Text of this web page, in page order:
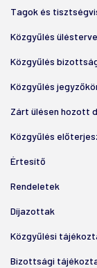
Tagok és
Közgyűlés ülésterve
Közgyűlés
Közgyűlés
Zárt ülésen hozott
Közgyűlés
Értesítő
Rendeletek
Díjazottak
Közgyűlési
Bizottsági